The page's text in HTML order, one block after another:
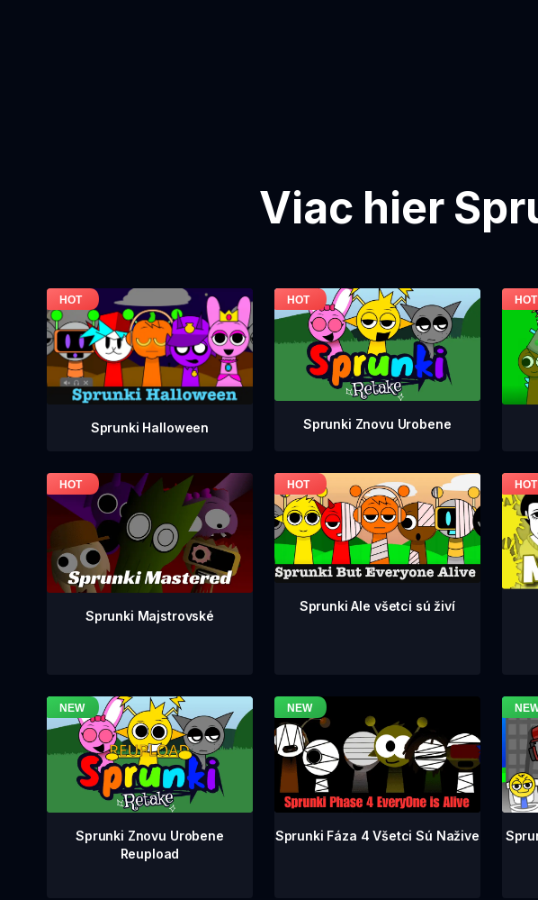
Viac hier
Sprunki Halloween Sprunki Znovu Urobene
Sprunki Majstrovské
Sprunki Ale všetci sú živí
Sprunki Znovu Urobene
Reupload
Sprunki Fáza 4 Všetci Sú Nažive